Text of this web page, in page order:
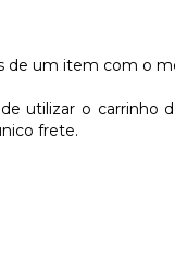
de um item com o
utilizar o carrinho
frete.